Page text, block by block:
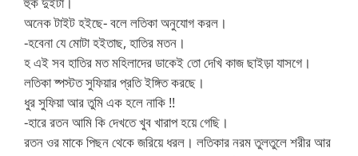
অনেক টাইট হইছে- বলে লতিকা অনুযোগ করল।
-হবেনা যে মোটা হইতাছ, হাতির মতন।
হ এই সব হাতির মত মহিলাদের ডাকেই তো দেখি কাজ ছাইড়া যাসগে।
লতিকা ষ্পস্টত সুফিয়ার প্রতি ইঙ্গিত করছে।
ধুর সুফিয়া আর তুমি এক হলে নাকি !!
-হারে রতন আমি কি দেখতে খুব খারাপ হয়ে গেছি।
রতন ওর মাকে পিছন থেকে জরিয়ে ধরল। লতিকার নরম তুলতুলে শরীর আর